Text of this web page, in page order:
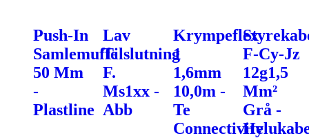
Push-In
Samlemuffe
50 Mm
-
Plastline
Lav
Tilslutning
F.
Ms1xx -
Abb
Krympeflex
1
1,6mm
10,0m -
Te
Connectivity
F-Cy-Jz
12g1,5
Mm²
Grå -